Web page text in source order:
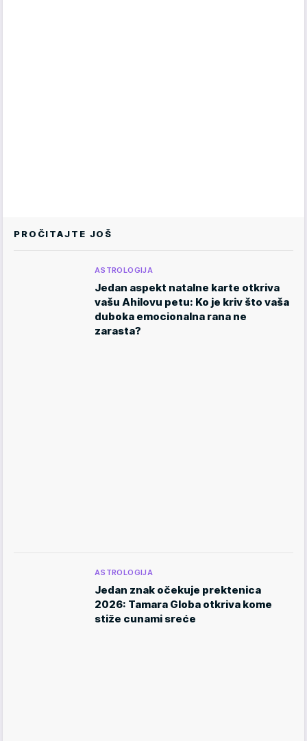
PROČITAJTE JOŠ
ASTROLOGIJA
Jedan aspekt natalne karte otkriva
vašu Ahilovu petu: Ko je kriv što vaša
duboka emocionalna rana ne
zarasta?
ASTROLOGIJA
Jedan znak očekuje prektenica
2026: Tamara Globa otkriva kome
stiže cunami sreće